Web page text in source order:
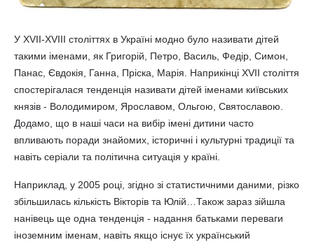
У XVII-XVIII століттях в Україні модно було називати дітей
такими іменами, як Григорій, Петро, Василь, Федір, Симон,
Панас, Євдокія, Ганна, Пріска, Марія. Наприкінці XVII століття
спостерігалася тенденція називати дітей іменами київських
князів - Володимиром, Ярославом, Ольгою, Святославою.
Додамо, що в наші часи на вибір імені дитини часто
впливають поради знайомих, історичні і культурні традиції та
навіть серіали та політична ситуація у країні.
Наприклад, у 2005 році, згідно зі статистичними даними, різко
збільшилась кількість Вікторів та Юлій…Також зараз зійшла
нанівець ще одна тенденція - надання батьками переваги
іноземним іменам, навіть якщо існує їх український